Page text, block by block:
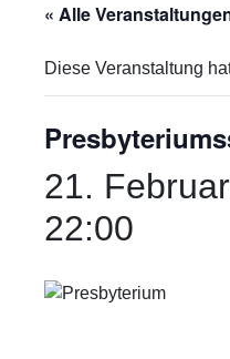
« Alle
Diese Veranstaltung
21.
22:00